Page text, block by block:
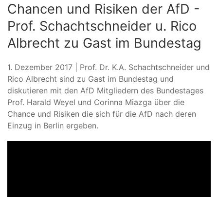
Chancen und Risiken der AfD -
Prof. Schachtschneider u. Rico
Albrecht zu Gast im Bundestag
1. Dezember 2017 | Prof. Dr. K.A. Schachtschneider und
Rico Albrecht sind zu Gast im Bundestag und
diskutieren mit den AfD Mitgliedern des Bundestages
Prof. Harald Weyel und Corinna Miazga über die
Chance und Risiken die sich für die AfD nach deren
Einzug in Berlin ergeben.